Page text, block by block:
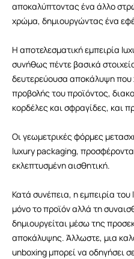
αποκαλύπτοντας ένα άλλο
χρώμα, δημιουργώντας ένα
Η αποτελεσματική εμπειρία
συνήθως πέντε βασικά
δευτερεύουσα αποκάλυψη που
προβολής του προϊόντος,
κορδέλες και σφραγίδες, και
Οι γεωμετρικές φόρμες
luxury packaging,
εκλεπτυσμένη αισθητική.
Κατά συνέπεια, η εμπειρία
μόνο το προϊόν αλλά τη
δημιουργείται μέσω της
αποκάλυψης. Άλλωστε, μια
unboxing μπορεί να οδηγήσει